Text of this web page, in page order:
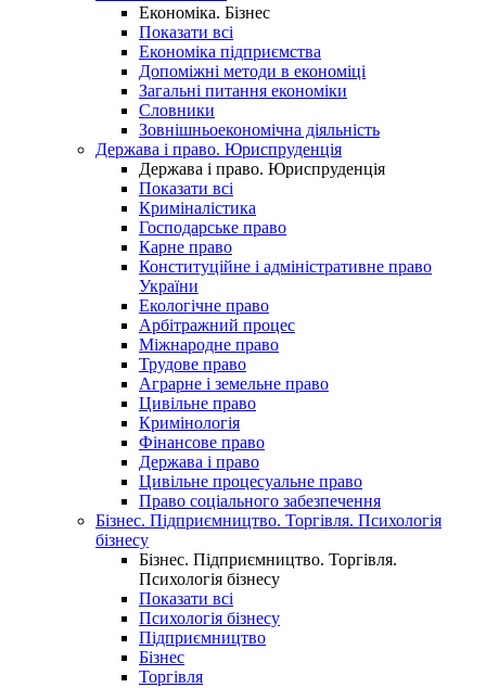
Економіка. Бізнес
Показати всі
Економіка підприємства
Допоміжні методи в економіці
Загальні питання економіки
Словники
Зовнішньоекономічна діяльність
Держава і право. Юриспруденція
Держава і право. Юриспруденція
Показати всі
Криміналістика
Господарське право
Карне право
Конституційне і адміністративне право
України
Екологічне право
Арбітражний процес
Міжнародне право
Трудове право
Аграрне і земельне право
Цивільне право
Кримінологія
Фінансове право
Держава і право
Цивільне процесуальне право
Право соціального забезпечення
Бізнес. Підприємництво. Торгівля. Психологія
бізнесу
Бізнес. Підприємництво. Торгівля.
Психологія бізнесу
Показати всі
Психологія бізнесу
Підприємництво
Бізнес
Торгівля